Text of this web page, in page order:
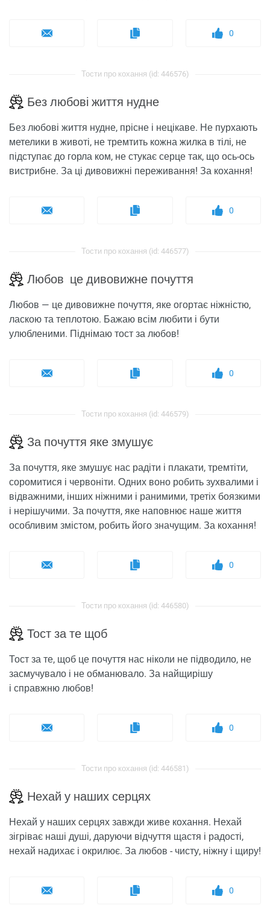
0
Тости про кохання (id: 446576)
Без любові життя нудне
Без любові життя нудне, прісне і нецікаве. Не пурхають
метелики в животі, не тремтить кожна жилка в тілі, не
підступає до горла ком, не стукає серце так, що ось-ось
вистрибне. За ці дивовижні переживання! За кохання!
0
Тости про кохання (id: 446577)
Любов це дивовижне почуття
Любов — це дивовижне почуття, яке огортає ніжністю,
ласкою та теплотою. Бажаю всім любити і бути
улюбленими. Піднімаю тост за любов!
0
Тости про кохання (id: 446579)
За почуття яке змушує
За почуття, яке змушує нас радіти і плакати, тремтіти,
соромитися і червоніти. Одних воно робить зухвалими і
відважними, інших ніжними і ранимими, третіх боязкими
і нерішучими. За почуття, яке наповнює наше життя
особливим змістом, робить його значущим. За кохання!
0
Тости про кохання (id: 446580)
Тост за те щоб
Тост за те, щоб це почуття нас ніколи не підводило, не
засмучувало і не обманювало. За найщирішу
і справжню любов!
0
Тости про кохання (id: 446581)
Нехай у наших серцях
Нехай у наших серцях завжди живе кохання. Нехай
зігріває наші душі, даруючи відчуття щастя і радості,
нехай надихає і окрилює. За любов - чисту, ніжну і щиру!
0